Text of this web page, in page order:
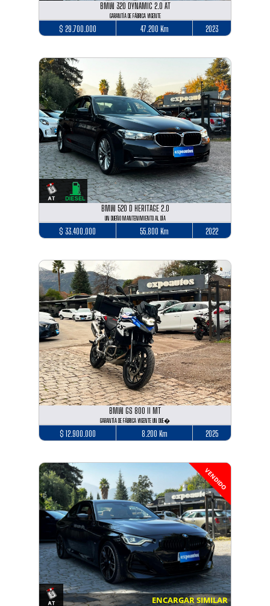
BMW 320 DYNAMIC 2.0 AT
GARANTÍA DE FÁBRICA VIGENTE
$ 29.700.000 47.200 Km 2023
BMW 520 D HERITAGE 2.0
UN DUEÑO MANTENIMIENTO AL DÍA
$ 33.400.000 55.800 Km 2022
BMW GS 800 II MT
GARANTÍA DE FÁBRICA VIGENTE UN DUE�
$ 12.900.000 8.200 Km 2025
VENDIDO
ENCARGAR SIMILAR